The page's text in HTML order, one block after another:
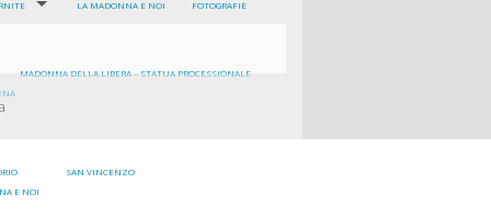
LA MADONNA E NOI
FOTOGRAFIE
MADONNA DELLA LIBERA – STATUA PROCESSIONALE
E NOI
SAN VINCENZO